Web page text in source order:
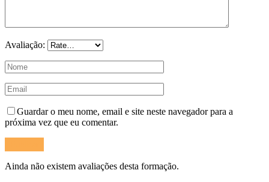
Avaliação:
Guardar o meu nome, email e site neste navegador para a
próxima vez que eu comentar.
Ainda não existem avaliações desta formação.